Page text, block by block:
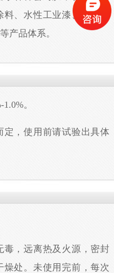
、水性工业漆、水性油
产品体系。
。
，使用前请试验出具体
毒，远离热及火源，密封
处。未使用完前，每次